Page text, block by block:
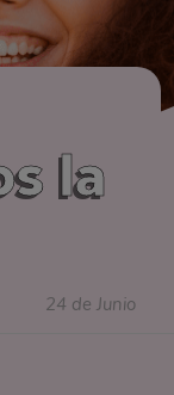
la
24 de Junio